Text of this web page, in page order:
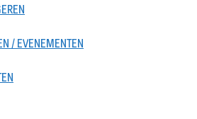
/ EVENEMENTEN